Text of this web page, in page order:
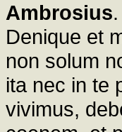
Ambrosius
Denique et
non solum
ita nec in te
vivimus,